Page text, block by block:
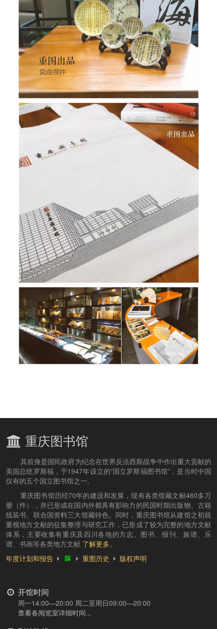
重庆图书馆
其前身是国民政府为纪念在世界反法西斯战争中作出重大贡献的
美国总统罗斯福，于1947年设立的“国立罗斯福图书馆”，是当时中国
仅有的五个国立图书馆之一。
重庆图书馆历经70年的建设和发展，现有各类馆藏文献460多万
册（件），并已形成在国内外都具有影响力的民国时期出版物、古籍
线装书、联合国资料三大馆藏特色。同时，重庆图书馆从建馆之初就
重视地方文献的征集整理与研究工作，已形成了较为完整的地方文献
体系，主要收集有重庆及四川各地的方志、图书、报刊、族谱、乐
谱、书画等各类地方文献 了解更多。
年度计划和报告
重图历史 版权声明
开馆时间
周一14:00—20:00 周二至周日09:00—20:00
查看各阅览室详细时间...